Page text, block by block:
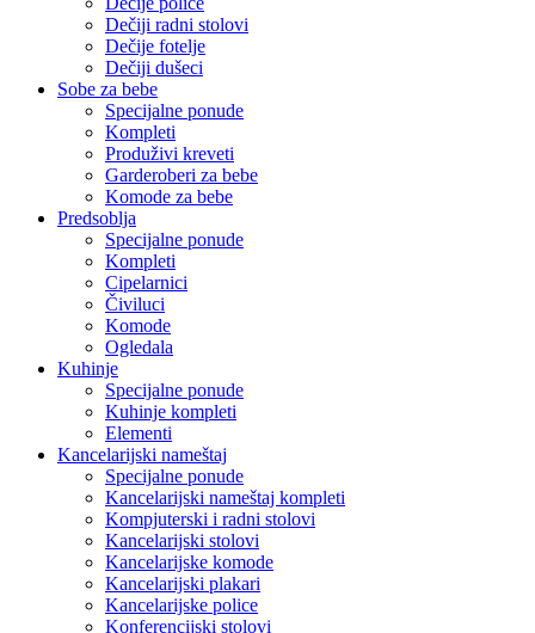
Dečiji radni stolovi
Dečije fotelje
Dečiji dušeci
Sobe za bebe
Specijalne ponude
Kompleti
Produživi kreveti
Garderoberi za bebe
Komode za bebe
Predsoblja
Specijalne ponude
Kompleti
Cipelarnici
Čiviluci
Komode
Ogledala
Kuhinje
Specijalne ponude
Kuhinje kompleti
Elementi
Kancelarijski nameštaj
Specijalne ponude
Kancelarijski nameštaj kompleti
Kompjuterski i radni stolovi
Kancelarijski stolovi
Kancelarijske komode
Kancelarijski plakari
Kancelarijske police
Konferencijski stolovi